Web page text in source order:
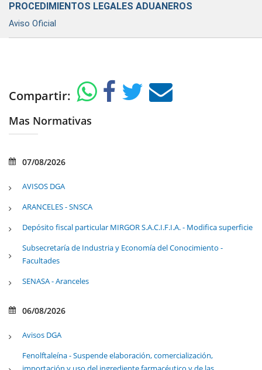
PROCEDIMIENTOS LEGALES ADUANEROS
Aviso Oficial
Compartir:
Mas Normativas
07/08/2026
AVISOS DGA
ARANCELES - SNSCA
Depósito fiscal particular MIRGOR S.A.C.I.F.I.A. - Modifica superficie
Subsecretaría de Industria y Economía del Conocimiento -
Facultades
SENASA - Aranceles
06/08/2026
Avisos DGA
Fenolftaleína - Suspende elaboración, comercialización,